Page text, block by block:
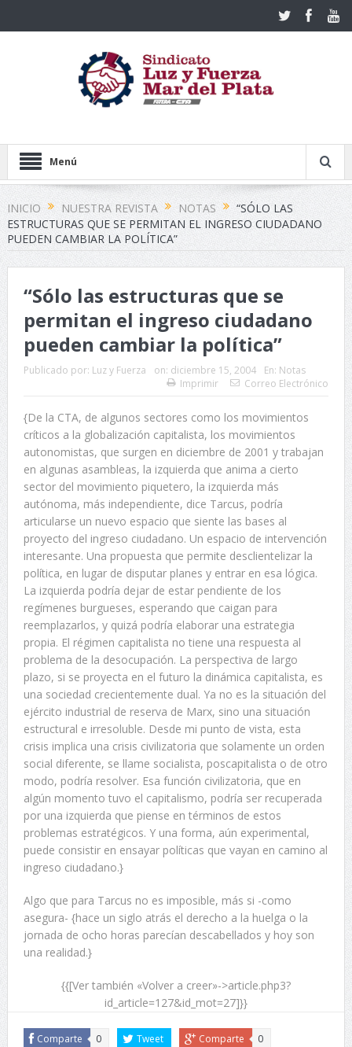
Menú
INICIO NUESTRA REVISTA NOTAS
“SÓLO LAS
ESTRUCTURAS QUE SE PERMITAN EL INGRESO CIUDADANO
PUEDEN CAMBIAR LA POLÍTICA”
“Sólo las estructuras que se
permitan el ingreso ciudadano
pueden cambiar la política”
Publicado por: Luz y Fuerza on: diciembre 15, 2004 En: Notas
Imprimir
Correo Electrónico
{De la CTA, de algunos sectores como los movimientos
críticos a la globalización capitalista, los movimientos
autonomistas, que surgen en diciembre de 2001 y trabajan
en algunas asambleas, la izquierda que anima a cierto
sector del movimiento piquetero, la izquierda más
autónoma, más independiente, dice Tarcus, podría
articularse un nuevo espacio que siente las bases al
proyecto del ingreso ciudadano. Un espacio de intervención
interesante. Una propuesta que permite desclientelizar la
política, en lugar de disputar planes y entrar en esa lógica.
La izquierda podría dejar de estar pendiente de los
regímenes burgueses, esperando que caigan para
reemplazarlos, y quizá podría elaborar una estrategia
propia. El régimen capitalista no tiene una respuesta al
problema de la desocupación. La perspectiva de largo
plazo, si se proyecta en el futuro la dinámica capitalista, es
una sociedad crecientemente dual. Ya no es la situación del
ejército industrial de reserva de Marx, sino una situación
estructural e irresoluble. Desde mi punto de vista, esta
crisis implica una crisis civilizatoria que solamente un orden
social diferente, se llame socialista, poscapitalista o de otro
modo, podría resolver. Esa función civilizatoria, que en
algún momento tuvo el capitalismo, podría ser recuperada
por una izquierda que piense en términos de estos
problemas estratégicos. Y una forma, aún experimental,
puede consistir en ensayar políticas que vayan en camino al
ingreso ciudadano.}
Algo que para Tarcus no es imposible, más si -como
asegura- {hace un siglo atrás el derecho a la huelga o la
jornada de ocho horas parecían descabellados y hoy son
una realidad.}
{{[Ver también «Volver a creer»->article.php3?
id_article=127&id_mot=27]}}
Comparte 0 Tweet Comparte 0